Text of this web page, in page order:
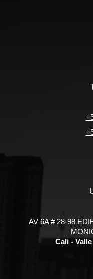
AV 6A # 28-98
Cali -